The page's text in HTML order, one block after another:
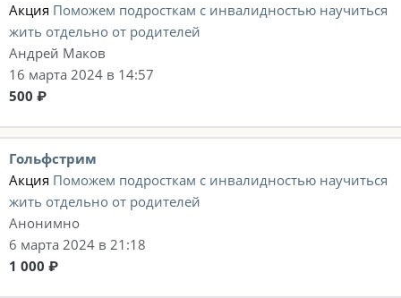
Акция Поможем подросткам с инвалидностью научиться
жить отдельно от родителей
Андрей Маков
16 марта 2024 в 14:57
500 ₽
Гольфстрим
Акция Поможем подросткам с инвалидностью научиться
жить отдельно от родителей
Анонимно
6 марта 2024 в 21:18
1 000 ₽